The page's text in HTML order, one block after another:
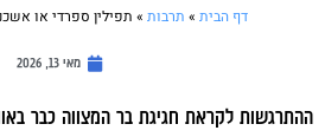
דף הבית » תרבות » תפילין ספרדי או
מאי 13, 2026
ההתרגשות לקראת חגיגת בר המצווה כבר